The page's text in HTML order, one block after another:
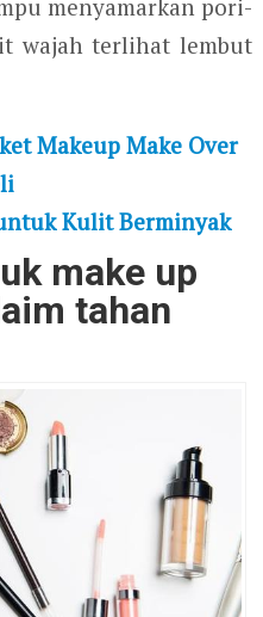
menyamarkan pori-
wajah terlihat lembut
Makeup Make Over
Kulit Berminyak
make up
tahan